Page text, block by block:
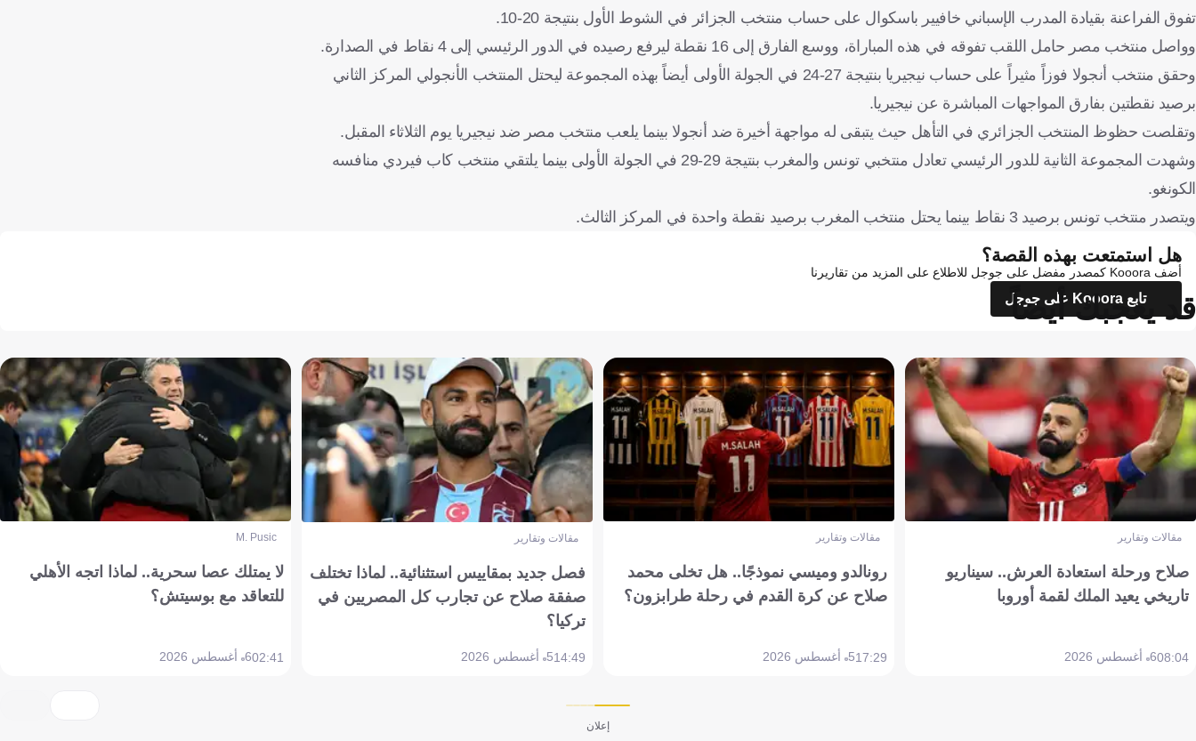
تفوق الفراعنة بقيادة المدرب الإسباني خافيير باسكوال على حساب منتخب الجزائر في الشوط الأول بنتيجة 20-10.
وواصل منتخب مصر حامل اللقب تفوقه في هذه المباراة، ووسع الفارق إلى 16 نقطة ليرفع رصيده في الدور الرئيسي إلى 4 نقاط في الصدارة.
وحقق منتخب أنجولا فوزاً مثيراً على حساب نيجيريا بنتيجة 27-24 في الجولة الأولى أيضاً بهذه المجموعة ليحتل المنتخب الأنجولي المركز الثاني
برصيد نقطتين بفارق المواجهات المباشرة عن نيجيريا.
وتقلصت حظوظ المنتخب الجزائري في التأهل حيث يتبقى له مواجهة أخيرة ضد أنجولا بينما يلعب منتخب مصر ضد نيجيريا يوم الثلاثاء المقبل.
وشهدت المجموعة الثانية للدور الرئيسي تعادل منتخبي تونس والمغرب بنتيجة 29-29 في الجولة الأولى بينما يلتقي منتخب كاب فيردي منافسه
الكونغو.
ويتصدر منتخب تونس برصيد 3 نقاط بينما يحتل منتخب المغرب برصيد نقطة واحدة في المركز الثالث.
هل استمتعت بهذه القصة؟
أضف Kooora كمصدر مفضل على جوجل للاطلاع على المزيد من تقاريرنا
تابع Kooora على جوجل
قد يعجبك أيضاً
مقالات وتقارير
صلاح ورحلة استعادة العرش.. سيناريو
تاريخي يعيد الملك لقمة أوروبا
08:046 أغسطس 2026
مقالات وتقارير
رونالدو وميسي نموذجًا.. هل تخلى محمد
صلاح عن كرة القدم في رحلة طرابزون؟
17:295 أغسطس 2026
مقالات وتقارير
فصل جديد بمقاييس استثنائية.. لماذا تختلف
صفقة صلاح عن تجارب كل المصريين في
تركيا؟
14:495 أغسطس 2026
M. Pusic
لا يمتلك عصا سحرية.. لماذا اتجه الأهلي
للتعاقد مع بوسيتش؟
02:416 أغسطس 2026
إعلان